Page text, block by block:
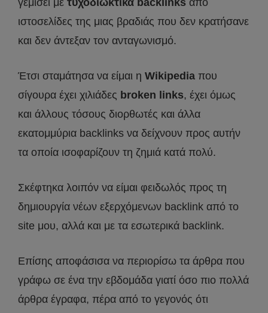
γεμίσει με τυχοδιωκτικά backlinks από
ιστοσελίδες της μιας βραδιάς που δεν κρατήσανε
και δεν άντεξαν τον ανταγωνισμό.
Έτσι σταμάτησα να είμαι η Wikipedia που
σίγουρα έχει χιλιάδες broken links, έχει όμως
και άλλους τόσους διορθωτές και άλλα
εκατομμύρια backlinks να δείχνουν προς αυτήν
τα οποία ισοφαρίζουν τη ζημιά κατά πολύ.
Σκέφτηκα λοιπόν να είμαι φειδωλός προς τη
δημιουργία νέων εξερχόμενων backlink από το
site μου, αλλά και με τα εσωτερικά backlink.
Επίσης αποφάσισα να περιορίσω τα άρθρα που
γράφω σε ένα την εβδομάδα γιατί όσο πιο πολλά
άρθρα έγραφα, πέρα από το γεγονός ότι